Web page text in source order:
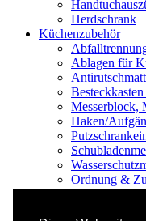
Herdschrank
Küchenzubehör
Ablagen für
Messerblock,
Haken/
Ordnung &